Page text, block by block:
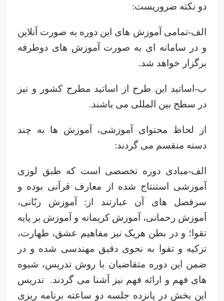
دو نکته ضروریست:
الف-تمامی آموزش های این دوره به صورت آنلاین
و در سامانه ای به صورت آموزش های دوطرفه
برگزار خواهد شد.
ب-اساتید این طرح از اساتید مطرح کشور و نیز
در سطح بین المللی می باشند.
از لحاظ محتوای آموزشی، آموزش ها به چند
دسته منقسم می گردند:
الف-مبادی دوره تخصصی است که طبق لوزی
آموزشی استنتاج شده از معارف قرآنی بوده و
سرفصل های آن عبارتند از: آموزش ربّانی،
آموزش رحمانی، آموزش کریمانه و آموزش بر پایه
تقوا؛ و در بطن هریک نیز مفاهیم عشق، طهارت،
تزکیه و تقوا به نحوی دقیق مهندسی شده و در
ضمن این دوره متقاضیان با روش تدریس، شیوه
های فهم و ارائه فهم نیز آشنا می گردند. تدریس
این بخش در پانزده جلسه دو ساعته برنامه ریزی